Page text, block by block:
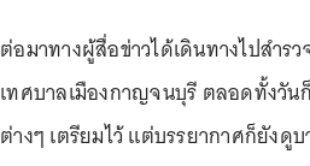
ต่อมาทางผู้สื่อข่าวได้เดินทางไปสำร
เทศบาลเมืองกาญจนบุรี ตลอดทั้งวัน
ต่างๆ เตรียมไว้ แต่บรรยากาศก็ยังดู